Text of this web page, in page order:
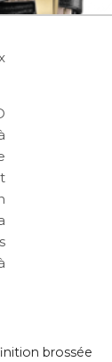
brossée